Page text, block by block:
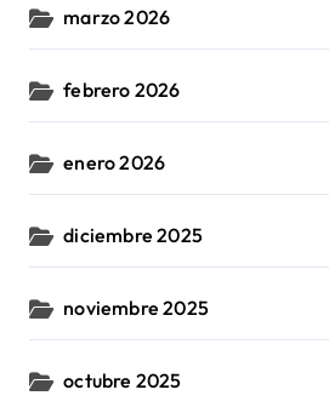
marzo 2026
febrero 2026
enero 2026
diciembre 2025
noviembre 2025
octubre 2025